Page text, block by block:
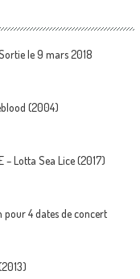
le 9 mars 2018
(2004)
– Lotta Sea Lice (2017)
pour 4 dates de concert